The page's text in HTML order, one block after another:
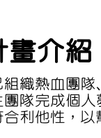
畫介紹
織熱血團
隊完成個
利他性，以